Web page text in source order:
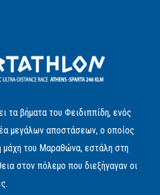
τα βήματα του Φειδιππίδη, ενός
μεγάλων αποστάσεων, ο οποίος
μάχη του Μαραθώνα, εστάλη στη
στον πόλεμο που διεξήγαγαν οι